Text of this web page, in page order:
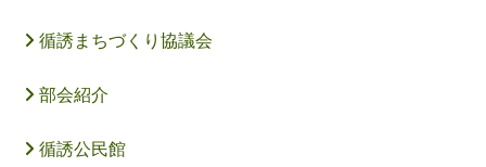
循誘まちづくり協議会
部会紹介
循誘公民館